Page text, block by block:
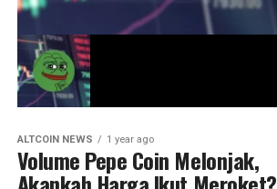
ALTCOIN NEWS 1 year ago
Volume Pepe Coin Melonjak,